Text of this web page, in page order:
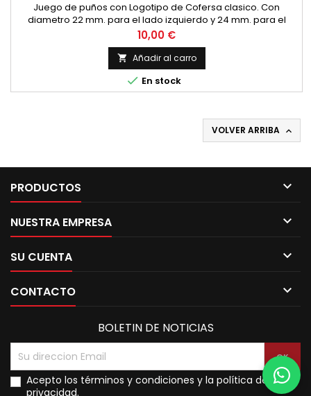
Juego de puños con Logotipo de Cofersa clasico. Con
diametro 22 mm. para el lado izquierdo y 24 mm. para el
puño de gas.
Precio
10,00 €
 Añadir al carro
 En stock
VOLVER ARRIBA 
PRODUCTOS 
NUESTRA EMPRESA 
SU CUENTA 
CONTACTO 
BOLETIN DE NOTICIAS
Acepto los términos y condiciones y la política de
privacidad.